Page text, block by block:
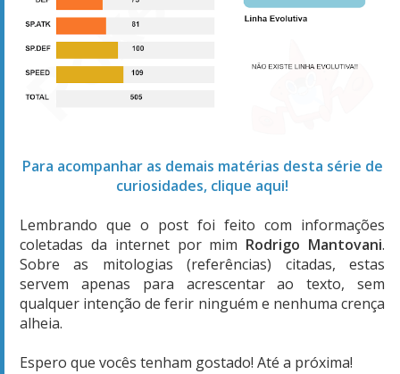
Para acompanhar as demais matérias desta série de
curiosidades, clique aqui!
Lembrando que o post foi feito com informações
coletadas da internet por mim Rodrigo Mantovani.
Sobre as mitologias (referências) citadas, estas
servem apenas para acrescentar ao texto, sem
qualquer intenção de ferir ninguém e nenhuma crença
alheia.
Espero que vocês tenham gostado! Até a próxima!